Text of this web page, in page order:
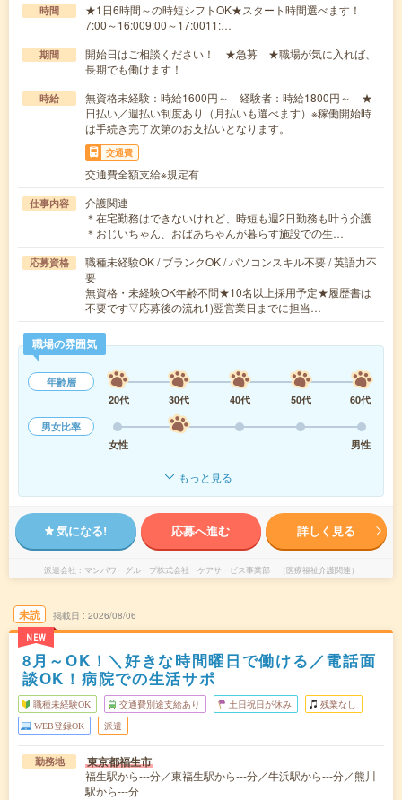
時間
★1日6時間～の時短シフトOK★スタート時間選べます！
7:00～16:009:00～17:0011:…
期間
開始日はご相談ください！ ★急募 ★職場が気に入れば、
長期でも働けます！
時給
無資格未経験：時給1600円～ 経験者：時給1800円～ ★
日払い／週払い制度あり（月払いも選べます）※稼働開始時
は手続き完了次第のお支払いとなります。
交通費
交通費全額支給※規定有
仕事内容
介護関連
＊在宅勤務はできないけれど、時短も週2日勤務も叶う介護
＊おじいちゃん、おばあちゃんが暮らす施設での生…
応募資格
職種未経験OK / ブランクOK / パソコンスキル不要 / 英語力不
要
無資格・未経験OK年齢不問★10名以上採用予定★履歴書は
不要です▽応募後の流れ1)翌営業日までに担当…
職場の雰囲気
年齢層
20代
30代 40代 50代
60代
男女比率
女性
男性
もっと見る
気になる! 応募へ進む 詳しく見る
派遣会社 マンパワーグループ株式会社 ケアサービス事業部 （医療福祉介護関連）
未読
NEW
掲載日 2026/08/06
8月～OK！＼好きな時間曜日で働ける／電話面
談OK！病院での生活サポ
職種未経験OK 交通費別途支給あり 土日祝日が休み 残業なし
WEB登録OK 派遣
勤務地 東京都福生市
福生駅から---分／東福生駅から---分／牛浜駅から---分／熊川
駅から---分